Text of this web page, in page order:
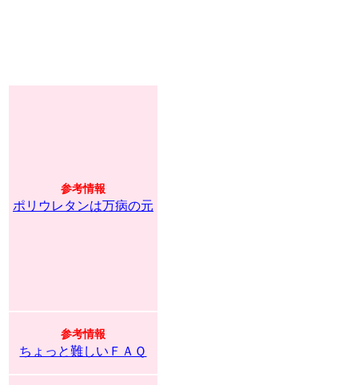
参考情報
ポリウレタンは万病の元
参考情報
ちょっと難しいＦＡＱ